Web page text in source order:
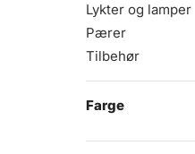
Lykter og lamper
Pærer
Tilbehør
Farge